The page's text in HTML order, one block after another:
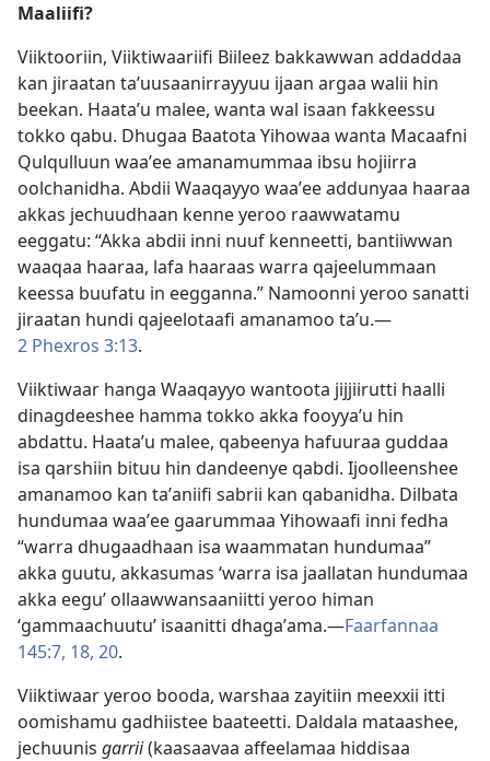
Maaliifi?
Viiktooriin, Viiktiwaariifi Biileez bakkawwan addaddaa
kan jiraatan taʼuusaanirrayyuu ijaan argaa walii hin
beekan. Haataʼu malee, wanta wal isaan fakkeessu
tokko qabu. Dhugaa Baatota Yihowaa wanta Macaafni
Qulqulluun waaʼee amanamummaa ibsu hojiirra
oolchanidha. Abdii Waaqayyo waaʼee addunyaa haaraa
akkas jechuudhaan kenne yeroo raawwatamu
eeggatu: “Akka abdii inni nuuf kenneetti, bantiiwwan
waaqaa haaraa, lafa haaraas warra qajeelummaan
keessa buufatu in eegganna.” Namoonni yeroo sanatti
jiraatan hundi qajeelotaafi amanamoo taʼu.—
2 Phexros 3:13.
Viiktiwaar hanga Waaqayyo wantoota jijjiirutti haalli
dinagdeeshee hamma tokko akka fooyyaʼu hin
abdattu. Haataʼu malee, qabeenya hafuuraa guddaa
isa qarshiin bituu hin dandeenye qabdi. Ijoolleenshee
amanamoo kan taʼaniifi sabrii kan qabanidha. Dilbata
hundumaa waaʼee gaarummaa Yihowaafi inni fedha
“warra dhugaadhaan isa waammatan hundumaa”
akka guutu, akkasumas ‘warra isa jaallatan hundumaa
akka eegu’ ollaawwansaaniitti yeroo himan
‘gammaachuutu’ isaanitti dhagaʼama.—Faarfannaa
145:7, 18, 20.
Viiktiwaar yeroo booda, warshaa zayitiin meexxii itti
oomishamu gadhiistee baateetti. Daldala mataashee,
jechuunis garrii(kaasaavaa affeelamaa hiddisaa